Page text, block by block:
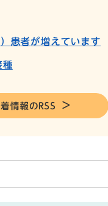
患者が増えています
種
情報のRSS